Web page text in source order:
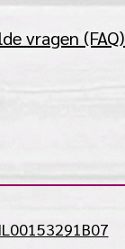
vragen (FAQ)